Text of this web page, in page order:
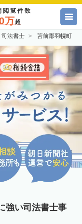
閲覧件数
万超
法書士 苫前郡羽幌町
強い司法書士事